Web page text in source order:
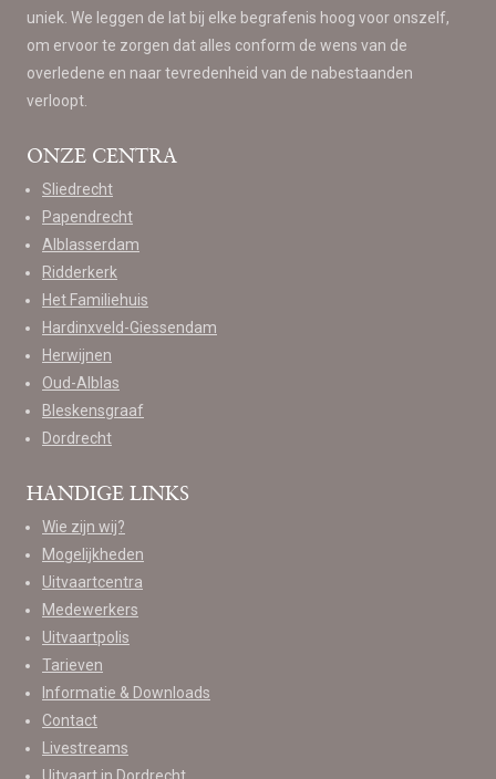
uniek. We leggen de lat bij elke begrafenis hoog voor onszelf,
om ervoor te zorgen dat alles conform de wens van de
overledene en naar tevredenheid van de nabestaanden
verloopt.
ONZE CENTRA
Sliedrecht
Papendrecht
Alblasserdam
Ridderkerk
Het Familiehuis
Hardinxveld-Giessendam
Herwijnen
Oud-Alblas
Bleskensgraaf
Dordrecht
HANDIGE LINKS
Wie zijn wij?
Mogelijkheden
Uitvaartcentra
Medewerkers
Uitvaartpolis
Tarieven
Informatie & Downloads
Contact
Livestreams